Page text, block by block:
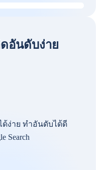
อันดับง่าย
ด้ง่าย ทำอันดับได้ดี
Search